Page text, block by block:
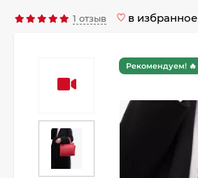
1 отзыв в избранное
Рекомендуем! 🔥